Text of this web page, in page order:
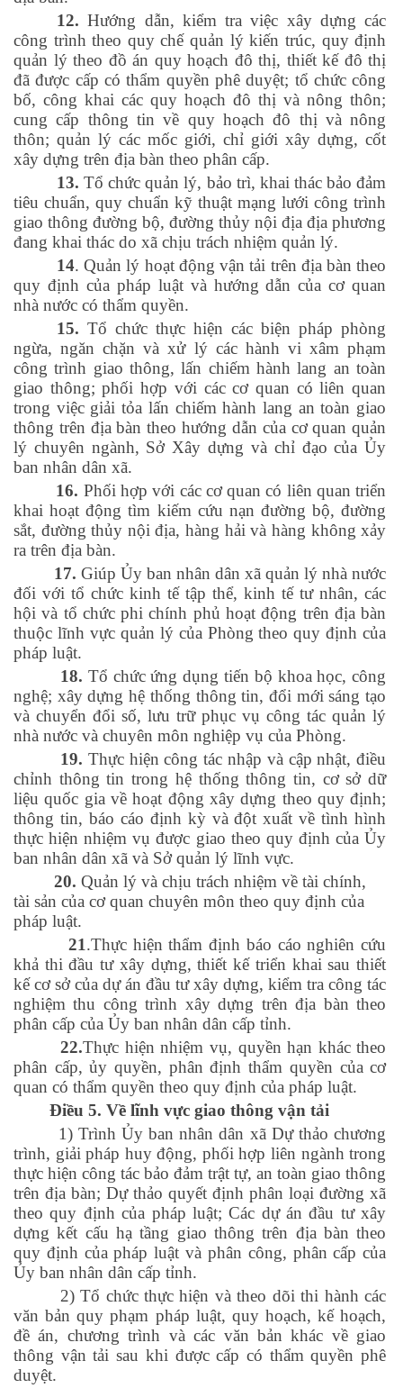
12. Hướng dẫn, kiểm tra việc xây dựng các
công trình theo quy chế quản lý kiến trúc, quy định
quản lý theo đồ án quy hoạch đô thị, thiết kế đô thị
đã được cấp có thẩm quyền phê duyệt; tổ chức công
bố, công khai các quy hoạch đô thị và nông thôn;
cung cấp thông tin về quy hoạch đô thị và nông
thôn; quản lý các mốc giới, chỉ giới xây dựng, cốt
xây dựng trên địa bàn theo phân cấp.
13. Tổ chức quản lý, bảo trì, khai thác bảo đảm
tiêu chuẩn, quy chuẩn kỹ thuật mạng lưới công trình
giao thông đường bộ, đường thủy nội địa địa phương
đang khai thác do xã chịu trách nhiệm quản lý.
14. Quản lý hoạt động vận tải trên địa bàn theo
quy định của pháp luật và hướng dẫn của cơ quan
nhà nước có thẩm quyền.
15. Tổ chức thực hiện các biện pháp phòng
ngừa, ngăn chặn và xử lý các hành vi xâm phạm
công trình giao thông, lấn chiếm hành lang an toàn
giao thông; phối hợp với các cơ quan có liên quan
trong việc giải tỏa lấn chiếm hành lang an toàn giao
thông trên địa bàn theo hướng dẫn của cơ quan quản
lý chuyên ngành, Sở Xây dựng và chỉ đạo của Ủy
ban nhân dân xã.
16. Phối hợp với các cơ quan có liên quan triển
khai hoạt động tìm kiếm cứu nạn đường bộ, đường
sắt, đường thủy nội địa, hàng hải và hàng không xảy
ra trên địa bàn.
17. Giúp Ủy ban nhân dân xã quản lý nhà nước
đối với tổ chức kinh tế tập thể, kinh tế tư nhân, các
hội và tổ chức phi chính phủ hoạt động trên địa bàn
thuộc lĩnh vực quản lý của Phòng theo quy định của
pháp luật.
18. Tổ chức ứng dụng tiến bộ khoa học, công
nghệ; xây dựng hệ thống thông tin, đổi mới sáng tạo
và chuyển đổi số, lưu trữ phục vụ công tác quản lý
nhà nước và chuyên môn nghiệp vụ của Phòng.
19. Thực hiện công tác nhập và cập nhật, điều
chỉnh thông tin trong hệ thống thông tin, cơ sở dữ
liệu quốc gia về hoạt động xây dựng theo quy định;
thông tin, báo cáo định kỳ và đột xuất về tình hình
thực hiện nhiệm vụ được giao theo quy định của Ủy
ban nhân dân xã và Sở quản lý lĩnh vực.
20. Quản lý và chịu trách nhiệm về tài chính,
tài sản của cơ quan chuyên môn theo quy định của
pháp luật.
21.Thực hiện thẩm định báo cáo nghiên cứu
khả thi đầu tư xây dựng, thiết kế triển khai sau thiết
kế cơ sở của dự án đầu tư xây dựng, kiểm tra công tác
nghiệm thu công trình xây dựng trên địa bàn theo
phân cấp của Ủy ban nhân dân cấp tỉnh.
22.Thực hiện nhiệm vụ, quyền hạn khác theo
phân cấp, ủy quyền, phân định thẩm quyền của cơ
quan có thẩm quyền theo quy định của pháp luật.
Điều 5. Về lĩnh vực giao thông vận tải
1) Trình Ủy ban nhân dân xã Dự thảo chương
trình, giải pháp huy động, phối hợp liên ngành trong
thực hiện công tác bảo đảm trật tự, an toàn giao thông
trên địa bàn; Dự thảo quyết định phân loại đường xã
theo quy định của pháp luật; Các dự án đầu tư xây
dựng kết cấu hạ tầng giao thông trên địa bàn theo
quy định của pháp luật và phân công, phân cấp của
Ủy ban nhân dân cấp tỉnh.
2) Tổ chức thực hiện và theo dõi thi hành các
văn bản quy phạm pháp luật, quy hoạch, kế hoạch,
đề án, chương trình và các văn bản khác về giao
thông vận tải sau khi được cấp có thẩm quyền phê
duyệt.